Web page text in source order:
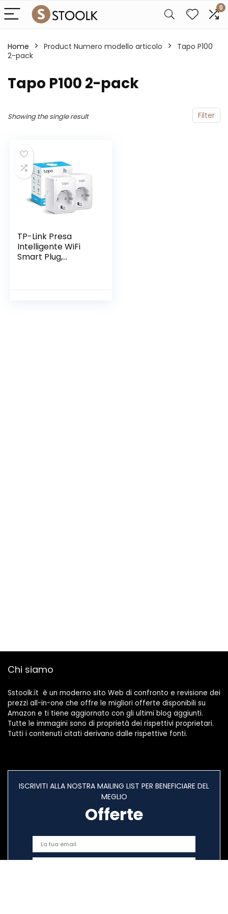
0
Home Product Numero modello articolo
‎Tapo P100
2-pack
‎Tapo P100 2-pack
Filter
Showing the single result
TP-Link Presa
Intelligente WiFi
Smart Plug,
Chi siamo
Sstoolk.it è un moderno sito Web di confronto e revisione dei
prezzi all-in-one che offre le migliori offerte disponibili su
Amazon e ti tiene aggiornato con gli ultimi blog aggiunti.
Tutte le immagini sono di proprietà dei rispettivi proprietari.
Tutti i contenuti citati derivano dalle rispettive fonti.
ISCRIVITI ALLA NOSTRA MAILING LIST PER BENEFICIARE DEL
MEGLIO
Offerte